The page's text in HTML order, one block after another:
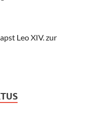
Leo XIV. zur